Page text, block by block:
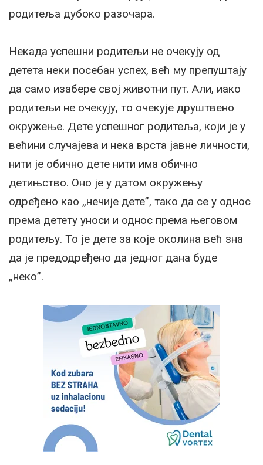
родитеља дубоко разочара.
Некада успешни родитељи не очекују од
детета неки посебан успех, већ му препуштају
да само изабере свој животни пут. Али, иако
родитељи не очекују, то очекује друштвено
окружење. Дете успешног родитеља, који је у
већини случајева и нека врста јавне личности,
нити је обично дете нити има обично
детињство. Оно је у датом окружењу
одређено као „нечије дете”, тако да се у однос
према детету уноси и однос према његовом
родитељу. То је дете за које околина већ зна
да је предодређено да једног дана буде
„неко”.